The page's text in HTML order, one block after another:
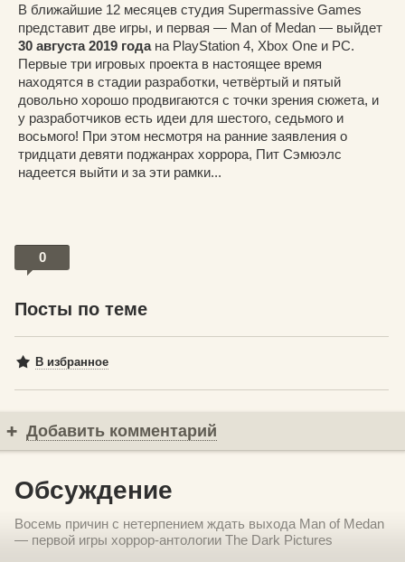
В ближайшие 12 месяцев студия Supermassive Games
представит две игры, и первая — Man of Medan — выйдет
30 августа 2019 годана PlayStation 4, Xbox One и PC.
Первые три игровых проекта в настоящее время
находятся в стадии разработки, четвёртый и пятый
довольно хорошо продвигаются с точки зрения сюжета, и
у разработчиков есть идеи для шестого, седьмого и
восьмого! При этом несмотря на ранние заявления о
тридцати девяти поджанрах хоррора, Пит Сэмюэлс
надеется выйти и за эти рамки...
0
Посты по теме
В избранное
Добавить комментарий
Обсуждение
Восемь причин с нетерпением ждать выхода Man of Medan
— первой игры хоррор-антологии The Dark Pictures